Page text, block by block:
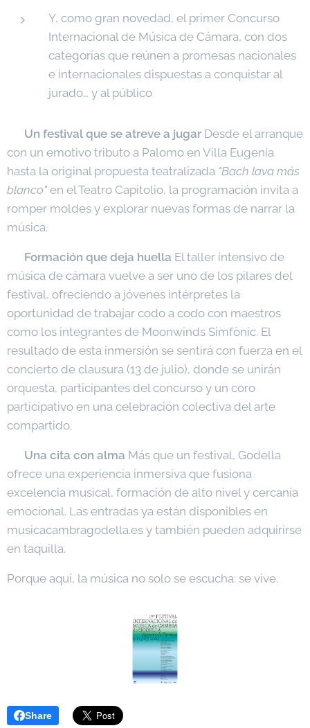
Y, como gran novedad, el primer Concurso
Internacional de Música de Cámara, con dos
categorías que reúnen a promesas nacionales
e internacionales dispuestas a conquistar al
jurado… y al público
Un festival que se atreve a jugar Desde el arranque
con un emotivo tributo a Palomo en Villa Eugenia
hasta la original propuesta teatralizada "Bach lava más
blanco" en el Teatro Capitolio, la programación invita a
romper moldes y explorar nuevas formas de narrar la
música.
Formación que deja huella El taller intensivo de
música de cámara vuelve a ser uno de los pilares del
festival, ofreciendo a jóvenes intérpretes la
oportunidad de trabajar codo a codo con maestros
como los integrantes de Moonwinds Simfònic. El
resultado de esta inmersión se sentirá con fuerza en el
concierto de clausura (13 de julio), donde se unirán
orquesta, participantes del concurso y un coro
participativo en una celebración colectiva del arte
compartido.
Una cita con alma Más que un festival, Godella
ofrece una experiencia inmersiva que fusiona
excelencia musical, formación de alto nivel y cercanía
emocional. Las entradas ya están disponibles en
musicacambragodella.es y también pueden adquirirse
en taquilla.
Porque aquí, la música no solo se escucha: se vive.
Share